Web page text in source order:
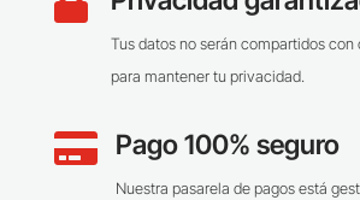
Tus datos no serán compartidos con
para mantener tu privacidad.
 Pago 100% seguro
Nuestra pasarela de pagos está